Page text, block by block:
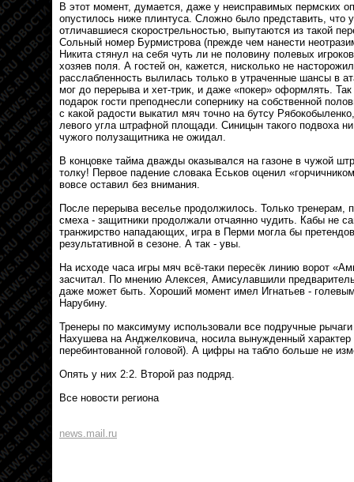
В этот момент, думается, даже у неисправимых пермских
опустилось ниже плинтуса. Сложно было представить, что
отличавшиеся скорострельностью, выпутаются из такой
Сольный номер Бурмистрова (прежде чем нанести
Никита стянул на себя чуть ли не половину полевых
хозяев поля. А гостей он, кажется, нисколько не
расслабленность вылилась только в утраченные шансы в
мог до перерыва и хет-трик, и даже «покер» оформлять.
подарок гости преподнесли сопернику на собственной
с какой радости выкатил мяч точно на бутсу
левого угла штрафной площади. Синицын такого подвоха
чужого полузащитника не ожидал.
В концовке тайма дважды оказывался на газоне в чужой
толку! Первое падение словака Еськов оценил
вовсе оставил без внимания.
После перерыва веселье продолжилось. Только тренерам,
смеха - защитники продолжали отчаянно чудить. Кабы не
транжирство нападающих, игра в Перми могла бы
результативной в сезоне. А так - увы.
На исходе часа игры мяч всё-таки пересёк линию ворот
засчитал. По мнению Алексея, Амисулавшили
даже может быть. Хороший момент имел Игнатьев -
Нарубину.
Тренеры по максимуму использовали все подручные
Нахушева на Анджелковича, носила вынужденный
перебинтованной головой). А цифры на табло больше не
Опять у них 2:2. Второй раз подряд.
Все новости региона
news.mail.ru